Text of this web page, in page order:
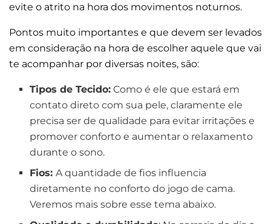
evite o atrito na hora dos movimentos noturnos.
Pontos muito importantes e que devem ser levados
em consideração na hora de escolher aquele que vai
te acompanhar por diversas noites, são:
Tipos de Tecido: Como é ele que estará em
contato direto com sua pele, claramente ele
precisa ser de qualidade para evitar irritações e
promover conforto e aumentar o relaxamento
durante o sono.
Fios:A quantidade de fios influencia
diretamente no conforto do jogo de cama.
Veremos mais sobre esse tema abaixo.